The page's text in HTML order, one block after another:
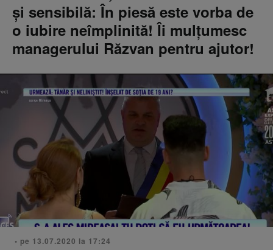
și sensibilă: În piesă este vorba de
o iubire neîmplinită! Îi mulțumesc
managerului Răzvan pentru ajutor!
• pe 13.07.2020 la 17:24